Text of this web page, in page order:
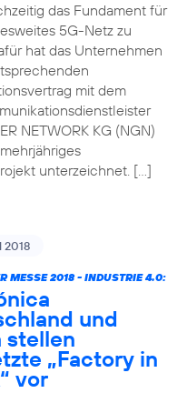
das Fundament für
5G-Netz zu
hat das Unternehmen
mit dem
NETWORK KG (NGN)
unterzeichnet. […]
2018
MESSE 2018 - INDUSTRIE 4.0:
und
stellen
„Factory in
vor